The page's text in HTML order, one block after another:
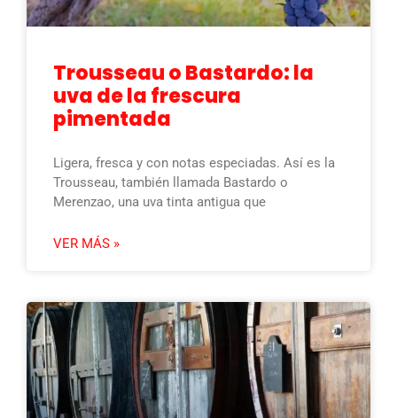
Trousseau o Bastardo: la
uva de la frescura
pimentada
Ligera, fresca y con notas especiadas. Así es la
Trousseau, también llamada Bastardo o
Merenzao, una uva tinta antigua que
VER MÁS »